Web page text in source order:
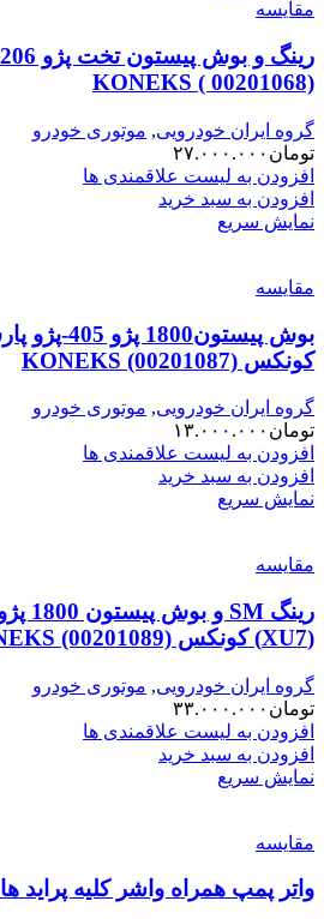
مقایسه
KONEKS ( 00201068)
گروه ایران خودرویی, موتوری خودرو
تومان ۲۷.۰۰۰.۰۰۰
افزودن به لیست علاقمندی ها
افزودن به سبد خرید
نمایش سریع
مقایسه
کونکس KONEKS (00201087)
گروه ایران خودرویی, موتوری خودرو
تومان ۱۳.۰۰۰.۰۰۰
افزودن به لیست علاقمندی ها
افزودن به سبد خرید
نمایش سریع
مقایسه
(XU7) کونکس KONEKS (00201089)
گروه ایران خودرویی, موتوری خودرو
تومان ۳۳.۰۰۰.۰۰۰
افزودن به لیست علاقمندی ها
افزودن به سبد خرید
نمایش سریع
مقایسه
واتر پمپ همراه واشر کلیه پراید ها SUNEX سانکس